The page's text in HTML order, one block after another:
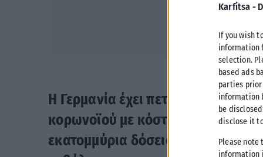
Karfitsa -
If you wish
information
selection.
based ads
parties
information
be
disclose it
Please note
information
Η Γερμανία έχει πετάξει 83
κορωνοϊού με κόστος 1,6
εκατομμύρια δόσεις σε απόθεμα,